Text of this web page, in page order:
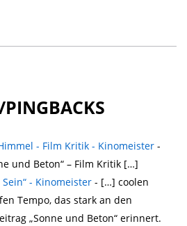
- Film Kritik - Kinomeister -
und Beton“ – Film Kritik […]
- Kinomeister - […] coolen
Tempo, das stark an den
„Sonne und Beton“ erinnert.